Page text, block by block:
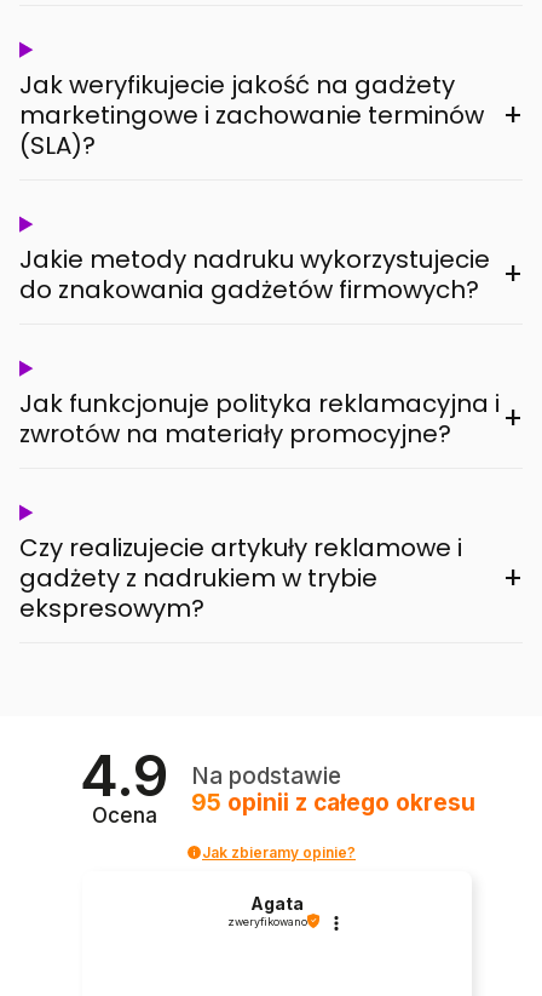
Jak weryfikujecie jakość na gadżety
marketingowe i zachowanie terminów
(SLA)?
+
Jakie metody nadruku wykorzystujecie
do znakowania gadżetów firmowych?
+
Jak funkcjonuje polityka reklamacyjna i
zwrotów na materiały promocyjne?
+
Czy realizujecie artykuły reklamowe i
gadżety z nadrukiem w trybie
ekspresowym?
+
4.9
Ocena
Na podstawie
95 opinii z całego okresu
Jak zbieramy opinie?
Agata
zweryfikowano